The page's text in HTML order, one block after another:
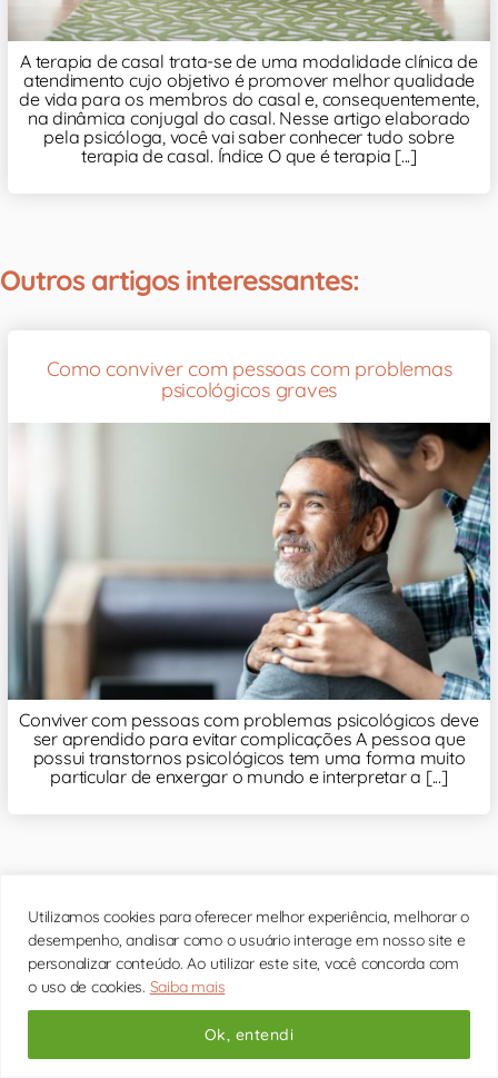
Utilizamos cookies para oferecer melhor experiência, melhorar o
desempenho, analisar como o usuário interage em nosso site e
personalizar conteúdo. Ao utilizar este site, você concorda com
o uso de cookies. Saiba mais
Ok, entendi
A terapia de casal trata-se de uma modalidade clínica de
atendimento cujo objetivo é promover melhor qualidade
de vida para os membros do casal e, consequentemente,
na dinâmica conjugal do casal. Nesse artigo elaborado
pela psicóloga, você vai saber conhecer tudo sobre
terapia de casal. Índice O que é terapia [...]
Outros artigos interessantes:
Como conviver com pessoas com problemas
psicológicos graves
Conviver com pessoas com problemas psicológicos deve
ser aprendido para evitar complicações A pessoa que
possui transtornos psicológicos tem uma forma muito
particular de enxergar o mundo e interpretar a [...]
Ansiedade: o que é, sintomas, tipos e tratamento